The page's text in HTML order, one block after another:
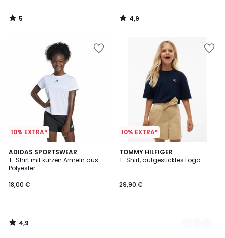
5
/
4,9
/
10% EXTRA*
ADIDAS SPORTSWEAR
T-Shirt mit kurzen Ärmeln aus
Polyester
18,00 €
4,9
/ 5
4,9
/
10% EXTRA*
TOMMY HILFIGER
T-Shirt, aufgesticktes Logo
29,90 €
2
Farben